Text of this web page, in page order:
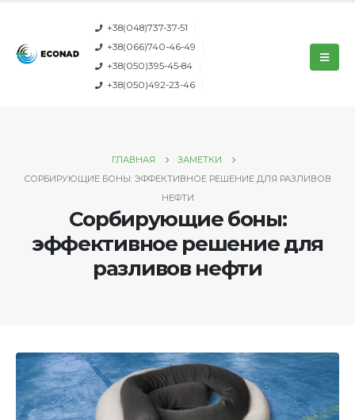
+38(048)737-37-51
+38(066)740-46-49
+38(050)395-45-84
+38(050)492-23-46
ГЛАВНАЯ
ЗАМЕТКИ
СОРБИРУЮЩИЕ БОНЫ: ЭФФЕКТИВНОЕ РЕШЕНИЕ ДЛЯ РАЗЛИВОВ
НЕФТИ
Сорбирующие боны:
эффективное решение для
разливов нефти